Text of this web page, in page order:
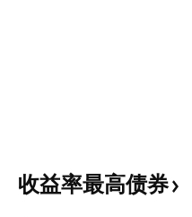
收益率最高债券